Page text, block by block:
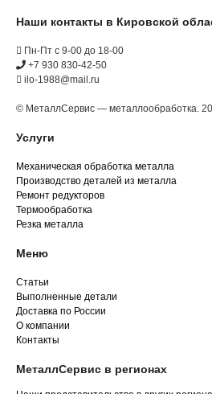
Наши контакты в Кировской
Пн-Пт с 9-00 до 18-00
+7 930 830-42-50
ilo-1988@mail.ru
© МеталлСервис — металлообработка.
Услуги
Механическая обработка металла
Производство деталей из металла
Ремонт редукторов
Термообработка
Резка металла
Меню
Статьи
Выполненные детали
Доставка по России
О компании
Контакты
МеталлСервис в регионах